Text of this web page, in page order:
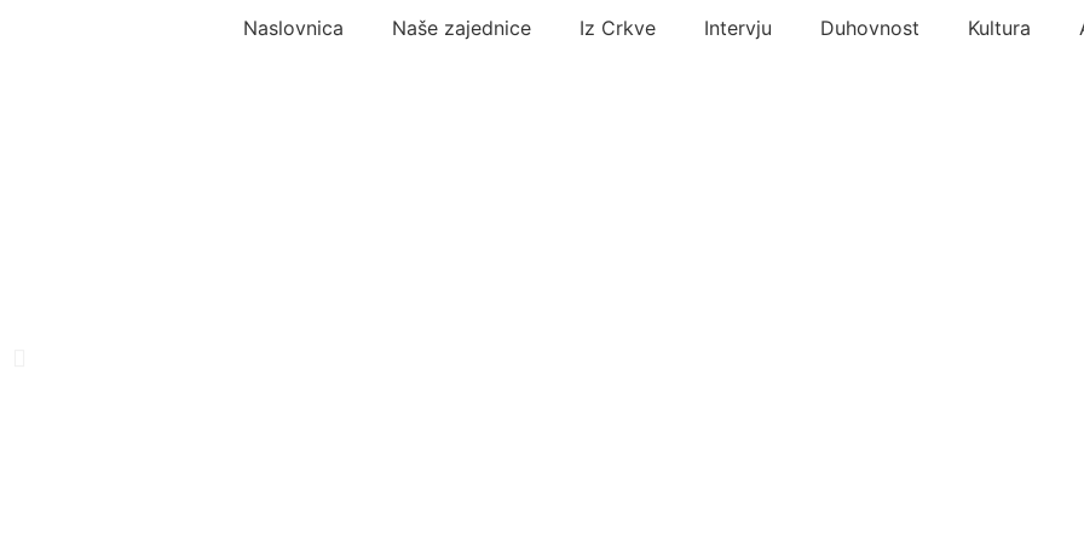
Naslovnica Naše zajednice Iz Crkve Intervju Duhovnost Kultura